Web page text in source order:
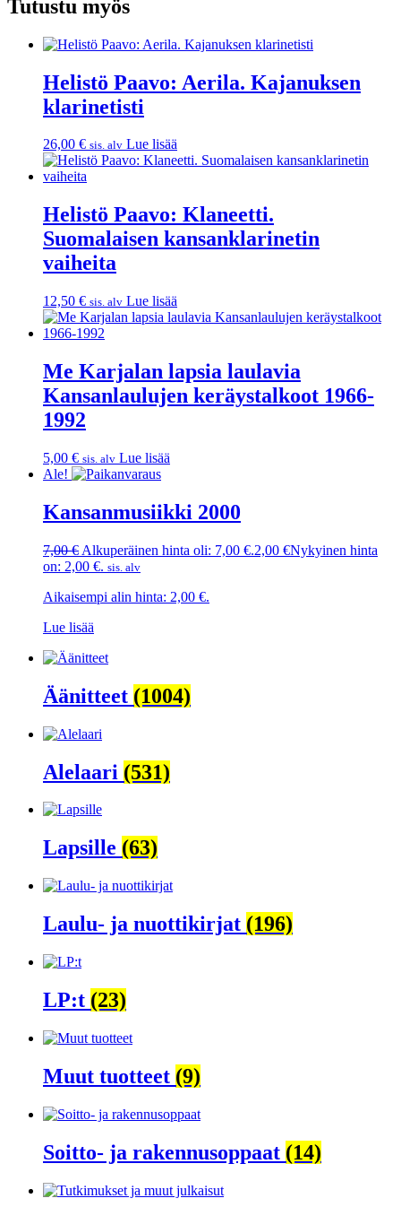
Tutustu myös
Helistö Paavo: Aerila. Kajanuksen
klarinetisti
26,00 € sis. alv Lue lisää
Helistö Paavo: Klaneetti.
Suomalaisen kansanklarinetin
vaiheita
12,50 € sis. alv Lue lisää
Me Karjalan lapsia laulavia
Kansanlaulujen keräystalkoot 1966-
1992
5,00 € sis. alv Lue lisää
Ale!
Kansanmusiikki 2000
7,00€ Alkuperäinen hinta oli: 7,00 €.2,00 €Nykyinen hinta
on: 2,00 €. sis. alv
Aikaisempi alin hinta: 2,00 €.
Lue lisää
Äänitteet (1004)
Alelaari (531)
Lapsille (63)
Laulu- ja nuottikirjat (196)
LP:t (23)
Muut tuotteet (9)
Soitto- ja rakennusoppaat (14)